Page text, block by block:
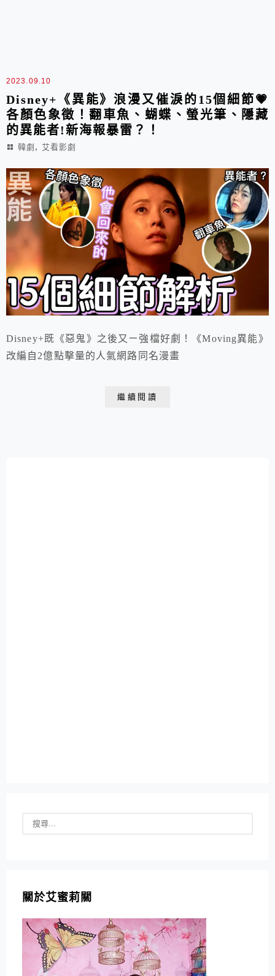
2023.09.10
Disney+《異能》浪漫又催淚的15個細節💗
各顏色象徵！翻車魚、蝴蝶、螢光筆、隱藏
的異能者!新海報暴雷？！
韓劇 , 艾看影劇
Disney+既《惡鬼》之後又ㄧ強檔好劇！《Moving異能》
改編自2億點擊量的人氣網路同名漫畫
繼續閱讀
關於艾蜜莉關